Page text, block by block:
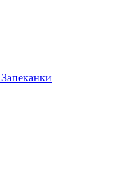
Запеканки